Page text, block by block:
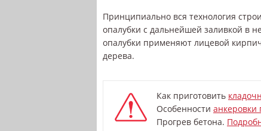
Принципиально вся технология
опалубки с дальнейшей заливкой в
опалубки применяют лицевой
дерева.
Как приготовить
Особенности анкеровки
Прогрев бетона.